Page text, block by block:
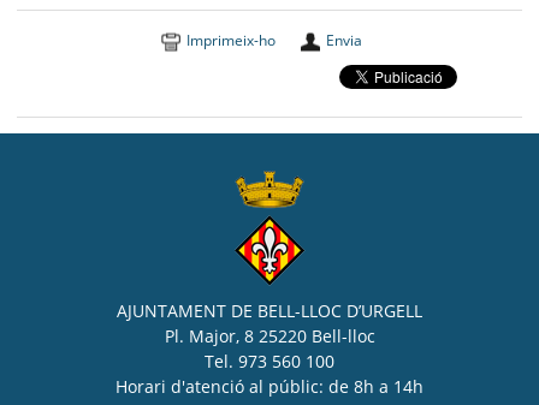
Imprimeix-ho Envia
AJUNTAMENT DE BELL-LLOC D’URGELL
Pl. Major, 8 25220 Bell-lloc
Tel. 973 560 100
Horari d'atenció al públic: de 8h a 14h